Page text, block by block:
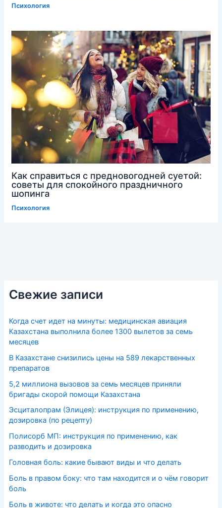
Психология
Как справиться с предновогодней суетой:
советы для спокойного праздничного
шопинга
Психология
Свежие записи
Когда счет идет на минуты: медицинская авиация
Казахстана выполнила более 1300 вылетов за семь
месяцев
В Казахстане снизились цены на 589 лекарственных
препаратов
5,2 миллиона вызовов за семь месяцев приняли
бригады скорой помощи Казахстана
Эсциталопрам (Элицея): инструкция по применению,
дозировка (по рецепту)
Полисорб МП: инструкция по применению, как
разводить и дозировка
Головная боль: какие бывают виды и что делать
Боль в правом боку: что там находится и о чём говорит
боль
Боль в животе: что делать и когда это опасно